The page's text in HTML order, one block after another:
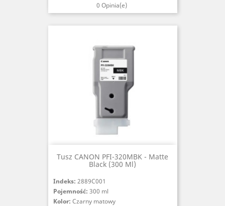
0 Opinia(e)
Tusz CANON PFI-320MBK - Matte
Black (300 Ml)
Indeks: 2889C001
Pojemność: 300 ml
Kolor: Czarny matowy